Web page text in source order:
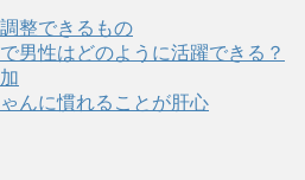
整できるもの
男性はどのように活躍できる？
んに慣れることが肝心